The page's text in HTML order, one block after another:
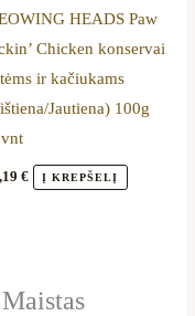
HEADS Paw
Chicken konservai
ir kačiukams
Jautiena) 100g
€ Į KREPŠELĮ